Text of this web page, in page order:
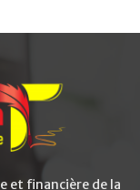
et financière de la